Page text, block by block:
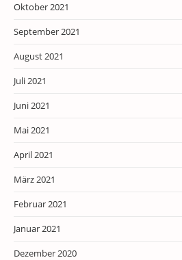
Oktober 2021
September 2021
August 2021
Juli 2021
Juni 2021
Mai 2021
April 2021
März 2021
Februar 2021
Januar 2021
Dezember 2020